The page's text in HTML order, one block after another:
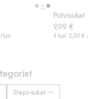
/kpl
Polvisukat
9,99 €
4 kpl.2,50 €
Steps-sukat